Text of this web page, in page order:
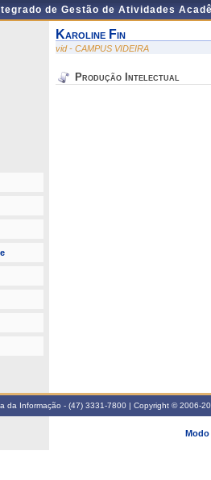
de Gestão de Atividades
Karoline Fin
vid - CAMPUS VIDEIRA
Produção Intelectual
da Informação - (47) 3331-7800 | Copyright © 2006-
Modo